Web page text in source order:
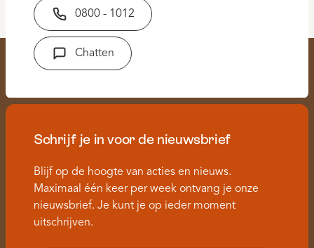
0800 - 1012
Chatten
Schrijf je in voor de nieuwsbrief
Blijf op de hoogte van acties en nieuws.
Maximaal één keer per week ontvang je onze
nieuwsbrief. Je kunt je op ieder moment
uitschrijven.